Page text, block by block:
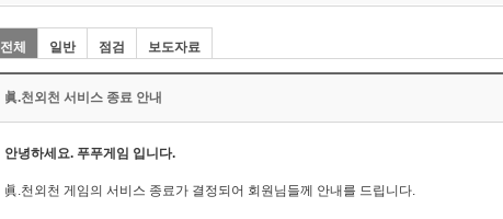
전체 일반 점검 보도자료
眞.천외천 서비스 종료 안내
안녕하세요. 푸푸게임 입니다.
眞.천외천 게임의 서비스 종료가 결정되어 회원님들께 안내를 드립니다.